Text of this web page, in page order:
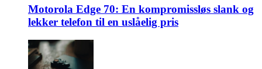
Motorola Edge 70: En kompromissløs slank og
lekker telefon til en uslåelig pris